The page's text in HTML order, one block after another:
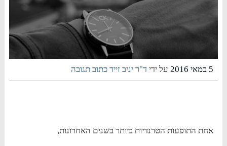
5 במאי 2016 על ידיד"ר יניב זייד כתוב תגובה
אחת התופעות הטרנדיות ביותר בשנים האחרונות,